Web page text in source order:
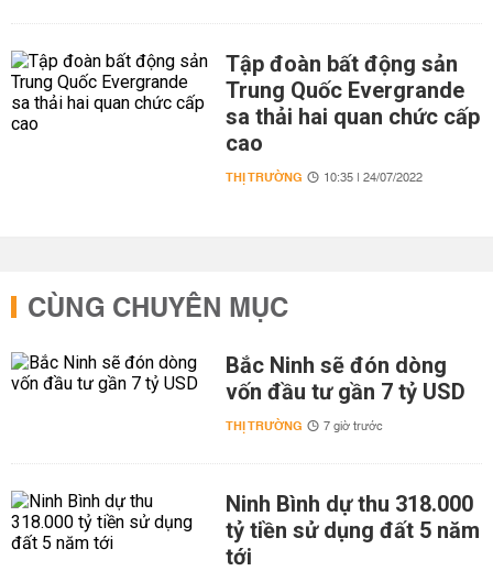
Tập đoàn bất động sản
Trung Quốc Evergrande
sa thải hai quan chức cấp
cao
THỊ TRƯỜNG 10:35 | 24/07/2022
CÙNG CHUYÊN MỤC
Bắc Ninh sẽ đón dòng
vốn đầu tư gần 7 tỷ USD
THỊ TRƯỜNG 7 giờ trước
Ninh Bình dự thu 318.000
tỷ tiền sử dụng đất 5 năm
tới